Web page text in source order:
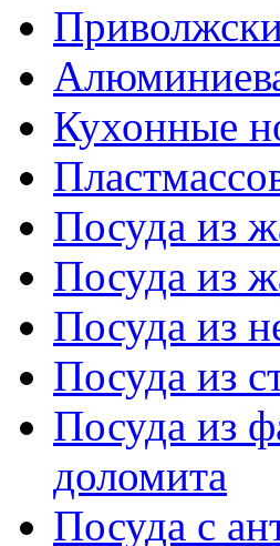
Кухонные
Посуда из
Посуда из
Посуда из
Посуда из
Посуда из
доломита
Посуда с